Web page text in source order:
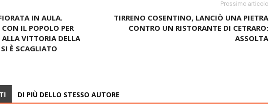
IN AULA.
IL POPOLO PER
VITTORIA DELLA
È SCAGLIATO
Prossimo articolo
TIRRENO COSENTINO, LANCIÒ UNA PIETRA
CONTRO UN RISTORANTE DI CETRARO:
ASSOLTA
DI PIÙ DELLO STESSO AUTORE